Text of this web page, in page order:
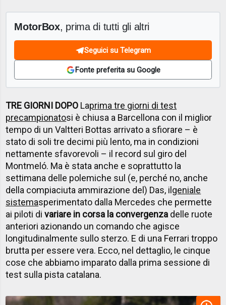
MotorBox, prima di tutti gli altri
Seguici su Telegram
Fonte preferita su Google
TRE GIORNI DOPO Laprima tre giorni di test
precampionatosi è chiusa a Barcellona con il miglior
tempo di un Valtteri Bottas arrivato a sfiorare – è
stato di soli tre decimi più lento, ma in condizioni
nettamente sfavorevoli – il record sul giro del
Montmeló. Ma è stata anche e soprattutto la
settimana delle polemiche sul (e, perché no, anche
della compiaciuta ammirazione del) Das, ilgeniale
sistemasperimentato dalla Mercedes che permette
ai piloti divariare in corsa la convergenza delle ruote
anteriori azionando un comando che agisce
longitudinalmente sullo sterzo. E di una Ferrari troppo
brutta per essere vera. Ecco, nel dettaglio, le cinque
cose che abbiamo imparato dalla prima sessione di
test sulla pista catalana.